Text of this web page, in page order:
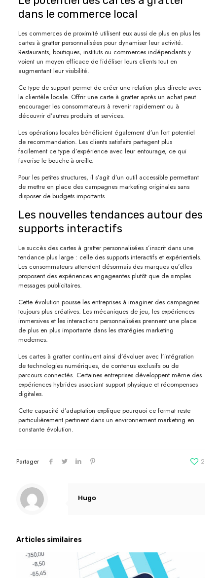
dans le commerce local
Les commerces de proximité utilisent eux aussi de plus en plus les
cartes à gratter personnalisées pour dynamiser leur activité.
Restaurants, boutiques, instituts ou commerces indépendants y
voient un moyen efficace de fidéliser leurs clients tout en
augmentant leur visibilité.
Ce type de support permet de créer une relation plus directe avec
la clientèle locale. Offrir une carte à gratter après un achat peut
encourager les consommateurs à revenir rapidement ou à
découvrir d’autres produits et services.
Les opérations locales bénéficient également d’un fort potentiel
de recommandation. Les clients satisfaits partagent plus
facilement ce type d’expérience avec leur entourage, ce qui
favorise le bouche-à-oreille.
Pour les petites structures, il s’agit d’un outil accessible permettant
de mettre en place des campagnes marketing originales sans
disposer de budgets importants.
Les nouvelles tendances autour des
supports interactifs
Le succès des cartes à gratter personnalisées s’inscrit dans une
tendance plus large : celle des supports interactifs et expérientiels.
Les consommateurs attendent désormais des marques qu’elles
proposent des expériences engageantes plutôt que de simples
messages publicitaires.
Cette évolution pousse les entreprises à imaginer des campagnes
toujours plus créatives. Les mécaniques de jeu, les expériences
immersives et les interactions personnalisées prennent une place
de plus en plus importante dans les stratégies marketing
modernes.
Les cartes à gratter continuent ainsi d’évoluer avec l’intégration
de technologies numériques, de contenus exclusifs ou de
parcours connectés. Certaines entreprises développent même des
expériences hybrides associant support physique et récompenses
digitales.
Cette capacité d’adaptation explique pourquoi ce format reste
particulièrement pertinent dans un environnement marketing en
constante évolution.
Partager 2
Hugo
Articles similaires